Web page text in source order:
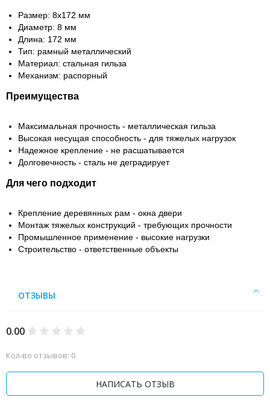
Размер: 8х172 мм
Диаметр: 8 мм
Длина: 172 мм
Тип: рамный металлический
Материал: стальная гильза
Механизм: распорный
Преимущества
Максимальная прочность - металлическая гильза
Высокая несущая способность - для тяжелых нагрузок
Надежное крепление - не расшатывается
Долговечность - сталь не деградирует
Для чего подходит
Крепление деревянных рам - окна двери
Монтаж тяжелых конструкций - требующих прочности
Промышленное применение - высокие нагрузки
Строительство - ответственные объекты
ОТЗЫВЫ
0.00
Кол-во отзывов: 0
НАПИСАТЬ ОТЗЫВ